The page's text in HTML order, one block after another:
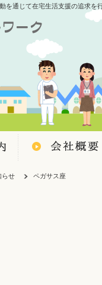
を通じて在宅生活支援の追求を
らせ ペガサス座